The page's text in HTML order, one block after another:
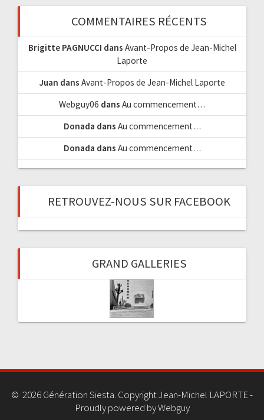
COMMENTAIRES RÉCENTS
Brigitte PAGNUCCI dans Avant-Propos de Jean-Michel
Laporte
Juan dans Avant-Propos de Jean-Michel Laporte
Webguy06 dans Au commencement…
Donada dans Au commencement…
Donada dans Au commencement…
RETROUVEZ-NOUS SUR FACEBOOK
GRAND GALLERIES
© 2026 Génération Siesta. Copyright Jean-Michel LAPORTE -
Proudly powered by Webguy